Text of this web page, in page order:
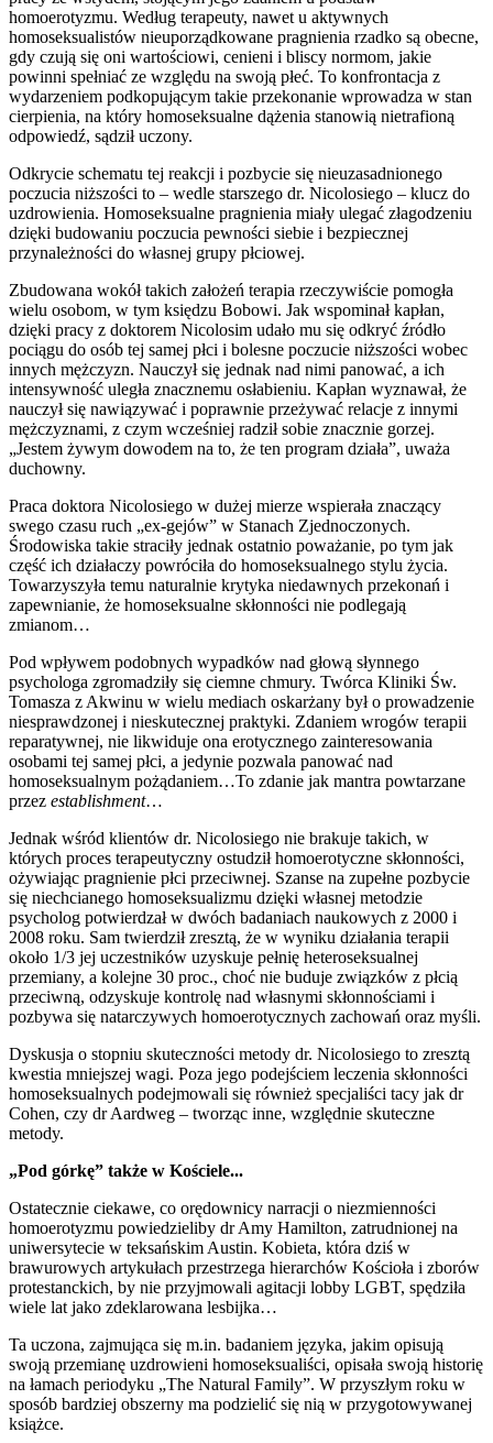
homoerotyzmu. Według terapeuty, nawet u aktywnych
homoseksualistów nieuporządkowane pragnienia rzadko są obecne,
gdy czują się oni wartościowi, cenieni i bliscy normom, jakie
powinni spełniać ze względu na swoją płeć. To konfrontacja z
wydarzeniem podkopującym takie przekonanie wprowadza w stan
cierpienia, na który homoseksualne dążenia stanowią nietrafioną
odpowiedź, sądził uczony.
Odkrycie schematu tej reakcji i pozbycie się nieuzasadnionego
poczucia niższości to – wedle starszego dr. Nicolosiego – klucz do
uzdrowienia. Homoseksualne pragnienia miały ulegać złagodzeniu
dzięki budowaniu poczucia pewności siebie i bezpiecznej
przynależności do własnej grupy płciowej.
Zbudowana wokół takich założeń terapia rzeczywiście pomogła
wielu osobom, w tym księdzu Bobowi. Jak wspominał kapłan,
dzięki pracy z doktorem Nicolosim udało mu się odkryć źródło
pociągu do osób tej samej płci i bolesne poczucie niższości wobec
innych mężczyzn. Nauczył się jednak nad nimi panować, a ich
intensywność uległa znacznemu osłabieniu. Kapłan wyznawał, że
nauczył się nawiązywać i poprawnie przeżywać relacje z innymi
mężczyznami, z czym wcześniej radził sobie znacznie gorzej.
„Jestem żywym dowodem na to, że ten program działa”, uważa
duchowny.
Praca doktora Nicolosiego w dużej mierze wspierała znaczący
swego czasu ruch „ex-gejów” w Stanach Zjednoczonych.
Środowiska takie straciły jednak ostatnio poważanie, po tym jak
część ich działaczy powróciła do homoseksualnego stylu życia.
Towarzyszyła temu naturalnie krytyka niedawnych przekonań i
zapewnianie, że homoseksualne skłonności nie podlegają
zmianom…
Pod wpływem podobnych wypadków nad głową słynnego
psychologa zgromadziły się ciemne chmury. Twórca Kliniki Św.
Tomasza z Akwinu w wielu mediach oskarżany był o prowadzenie
niesprawdzonej i nieskutecznej praktyki. Zdaniem wrogów terapii
reparatywnej, nie likwiduje ona erotycznego zainteresowania
osobami tej samej płci, a jedynie pozwala panować nad
homoseksualnym pożądaniem…To zdanie jak mantra powtarzane
przez establishment…
Jednak wśród klientów dr. Nicolosiego nie brakuje takich, w
których proces terapeutyczny ostudził homoerotyczne skłonności,
ożywiając pragnienie płci przeciwnej. Szanse na zupełne pozbycie
się niechcianego homoseksualizmu dzięki własnej metodzie
psycholog potwierdzał w dwóch badaniach naukowych z 2000 i
2008 roku. Sam twierdził zresztą, że w wyniku działania terapii
około 1/3 jej uczestników uzyskuje pełnię heteroseksualnej
przemiany, a kolejne 30 proc., choć nie buduje związków z płcią
przeciwną, odzyskuje kontrolę nad własnymi skłonnościami i
pozbywa się natarczywych homoerotycznych zachowań oraz myśli.
Dyskusja o stopniu skuteczności metody dr. Nicolosiego to zresztą
kwestia mniejszej wagi. Poza jego podejściem leczenia skłonności
homoseksualnych podejmowali się również specjaliści tacy jak dr
Cohen, czy dr Aardweg – tworząc inne, względnie skuteczne
metody.
„Pod górkę” także w Kościele...
Ostatecznie ciekawe, co orędownicy narracji o niezmienności
homoerotyzmu powiedzieliby dr Amy Hamilton, zatrudnionej na
uniwersytecie w teksańskim Austin. Kobieta, która dziś w
brawurowych artykułach przestrzega hierarchów Kościoła i zborów
protestanckich, by nie przyjmowali agitacji lobby LGBT, spędziła
wiele lat jako zdeklarowana lesbijka…
Ta uczona, zajmująca się m.in. badaniem języka, jakim opisują
swoją przemianę uzdrowieni homoseksualiści, opisała swoją historię
na łamach periodyku „The Natural Family”. W przyszłym roku w
sposób bardziej obszerny ma podzielić się nią w przygotowywanej
książce.